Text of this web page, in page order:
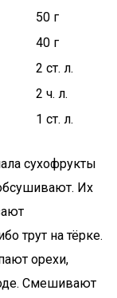
50 г
40 г
2 ст. л.
2 ч. л.
1 ст. л.
сухофрукты
Их
трут на тёрке.
орехи,
Смешивают